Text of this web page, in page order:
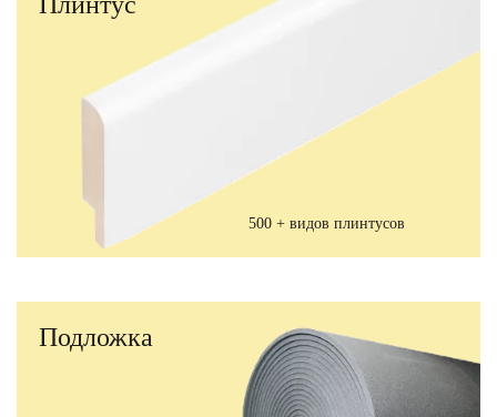
500 + видов плинтусов
Подложка